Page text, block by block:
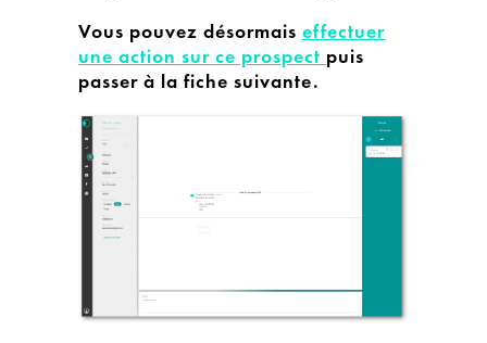
Vous pouvez désormais effectuer
une action sur ce prospect puis
passer à la fiche suivante.